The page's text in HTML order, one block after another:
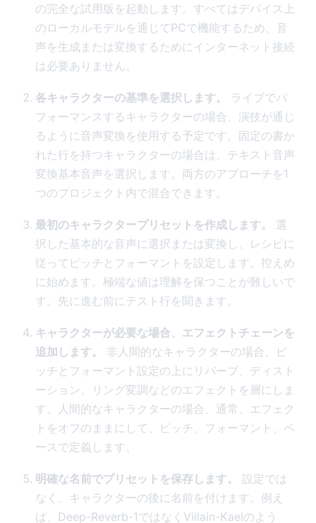
の完全な試用版を起動します。すべてはデバイス上
のローカルモデルを通じてPCで機能するため、音
声を生成または変換するためにインターネット接続
は必要ありません。
各キャラクターの基準を選択します。
ライブでパ
フォーマンスするキャラクターの場合、演技が通じ
るように音声変換を使用する予定です。固定の書か
れた行を持つキャラクターの場合は、テキスト音声
変換基本音声を選択します。両方のアプローチを1
つのプロジェクト内で混合できます。
最初のキャラクタープリセットを作成します。
選
択した基本的な音声に選択または変換し、レシピに
従ってピッチとフォーマントを設定します。控えめ
に始めます。極端な値は理解を保つことが難しいで
す。先に進む前にテスト行を聞きます。
キャラクターが必要な場合、エフェクトチェーンを
追加します。
非人間的なキャラクターの場合、ピ
ッチとフォーマント設定の上にリバーブ、ディスト
ーション、リング変調などのエフェクトを層にしま
す。人間的なキャラクターの場合、通常、エフェク
トをオフのままにして、ピッチ、フォーマント、ペ
ースで定義します。
明確な名前でプリセットを保存します。
設定では
なく、キャラクターの後に名前を付けます。例え
ば、Deep-Reverb-1ではなくVillain-Kaelのよう